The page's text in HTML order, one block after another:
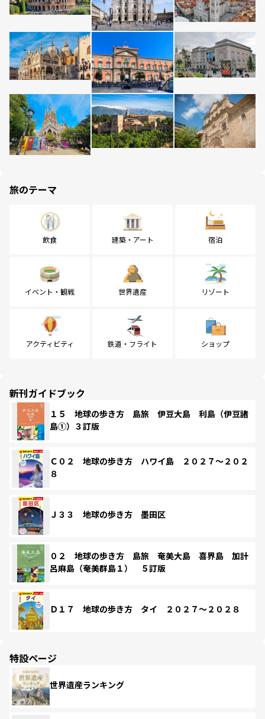
旅のテーマ
飲食 建築・アート 宿泊
イベント・観戦 世界遺産 リゾート
アクティビティ 鉄道・フライト ショップ
新刊ガイドブック
１５ 地球の歩き方 島旅 伊豆大島 利島（伊豆諸
島①）３訂版
Ｃ０２ 地球の歩き方 ハワイ島 ２０２７～２０２
８
Ｊ３３ 地球の歩き方 墨田区
０２ 地球の歩き方 島旅 奄美大島 喜界島 加計
呂麻島（奄美群島１） ５訂版
Ｄ１７ 地球の歩き方 タイ ２０２７～２０２８
特設ページ
世界遺産ランキング